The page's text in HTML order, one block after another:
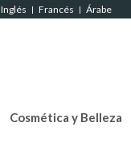
Inglés | Francés | Árabe
Cosmética y Belleza